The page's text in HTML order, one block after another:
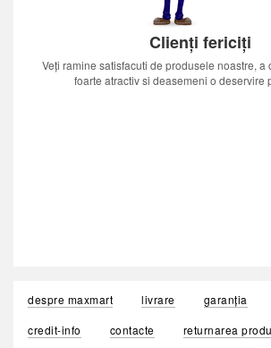
Clienți fericiți
Veți ramine satisfacuti de produsele noastre, a
foarte atractiv si deasemeni o deservire
despre maxmart livrare garanția
credit-info
contacte
returnarea